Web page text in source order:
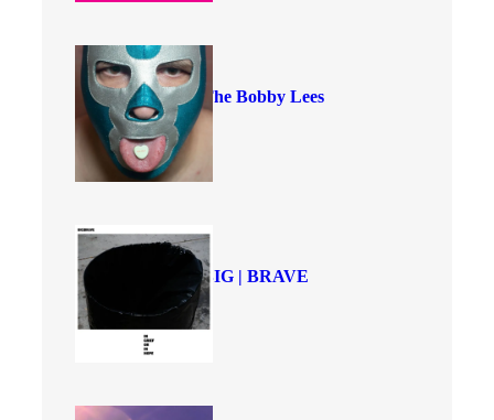
The Bobby Lees
BIG | BRAVE